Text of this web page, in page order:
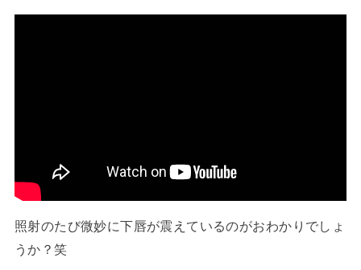
照射のたび微妙に下唇が震えているのがおわかりでしょ
うか？笑